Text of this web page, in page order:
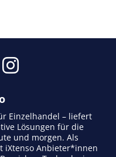
Einzelhandel – liefert
Lösungen für die
und morgen. Als
iXtenso Anbieter*innen